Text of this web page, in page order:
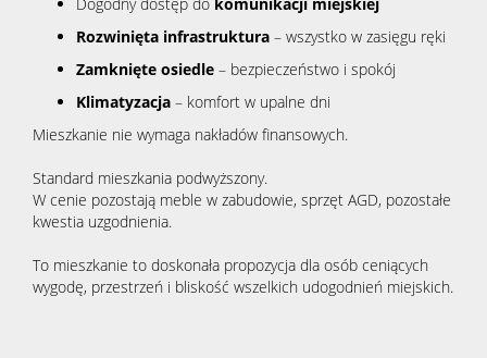
Dogodny dostęp do komunikacji miejskiej
Rozwinięta infrastruktura – wszystko w zasięgu ręki
Zamknięte osiedle – bezpieczeństwo i spokój
Klimatyzacja – komfort w upalne dni
Mieszkanie nie wymaga nakładów finansowych.
Standard mieszkania podwyższony.
W cenie pozostają meble w zabudowie, sprzęt AGD, pozostałe
kwestia uzgodnienia.
To mieszkanie to doskonała propozycja dla osób ceniących
wygodę, przestrzeń i bliskość wszelkich udogodnień miejskich.